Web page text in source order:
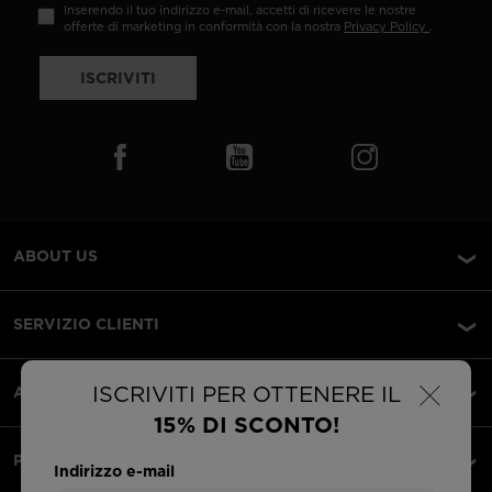
×
ISCRIVITI PER OTTENERE IL
15% DI SCONTO!
Indirizzo e-mail
Inserendo il tuo indirizzo e-mail, accetti di ricevere le nostre
offerte di marketing in conformità con la nostra Privacy Policy .
ISCRIVITI
ABOUT US
SERVIZIO CLIENTI
AREA LEGALE
PAGAMENTI ACCETTATI